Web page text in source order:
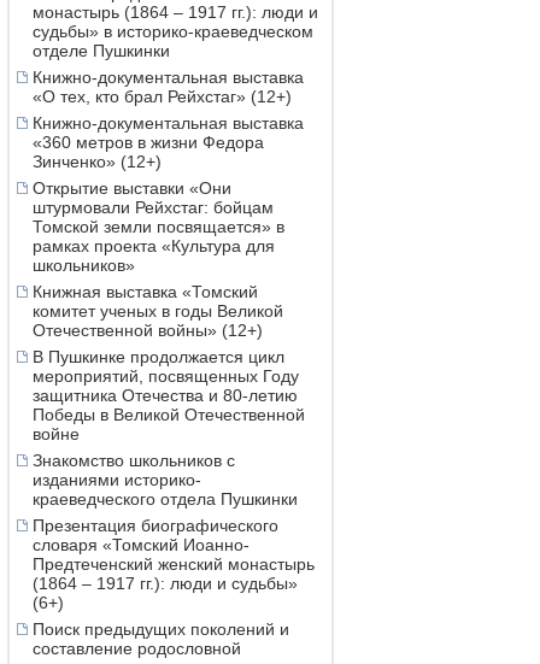
монастырь (1864 – 1917 гг.): люди и
судьбы» в историко-краеведческом
отделе Пушкинки
Книжно-документальная выставка
«О тех, кто брал Рейхстаг» (12+)
Книжно-документальная выставка
«360 метров в жизни Федора
Зинченко» (12+)
Открытие выставки «Они
штурмовали Рейхстаг: бойцам
Томской земли посвящается» в
рамках проекта «Культура для
школьников»
Книжная выставка «Томский
комитет ученых в годы Великой
Отечественной войны» (12+)
В Пушкинке продолжается цикл
мероприятий, посвященных Году
защитника Отечества и 80-летию
Победы в Великой Отечественной
войне
Знакомство школьников с
изданиями историко-
краеведческого отдела Пушкинки
Презентация биографического
словаря «Томский Иоанно-
Предтеченский женский монастырь
(1864 – 1917 гг.): люди и судьбы»
(6+)
Поиск предыдущих поколений и
составление родословной